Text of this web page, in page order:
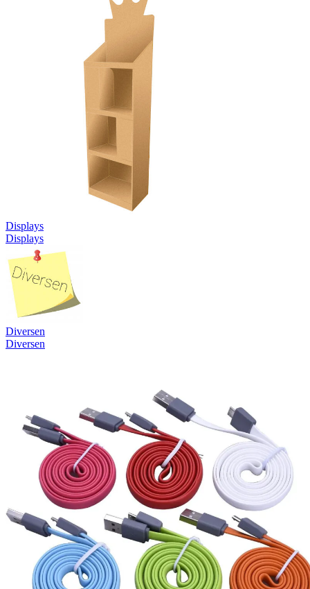
Displays
Displays
Diversen
Diversen